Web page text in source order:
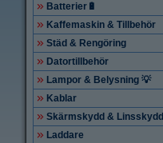
Batterier🔋
Kaffemaskin & Tillbehör
Städ & Rengöring
Datortillbehör
Lampor & Belysning 💡
Kablar
Skärmskydd & Linsskydd
Laddare